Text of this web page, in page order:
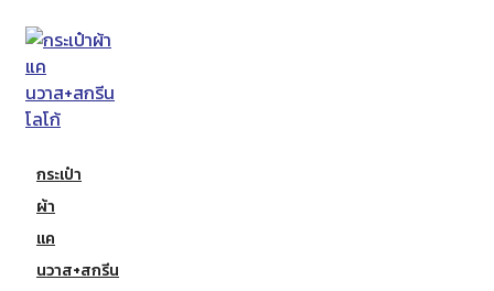
กระเป๋า
ผ้า
แค
นวาส+สกรีน